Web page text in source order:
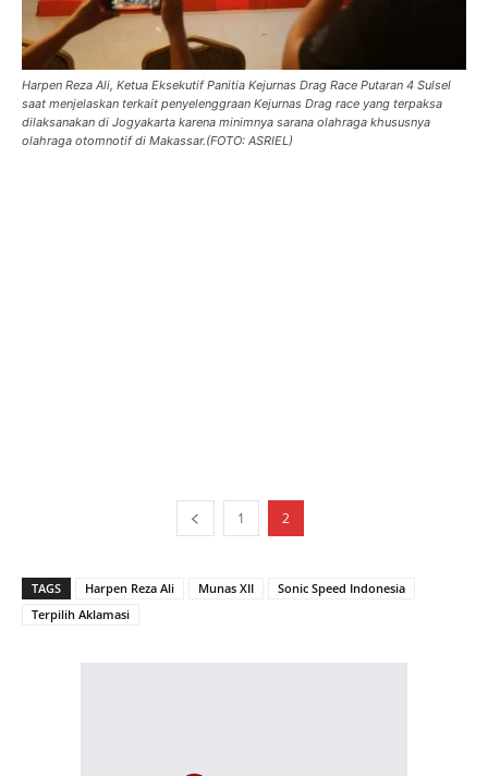
Harpen Reza Ali, Ketua Eksekutif Panitia Kejurnas Drag Race Putaran 4 Sulsel
saat menjelaskan terkait penyelenggraan Kejurnas Drag race yang terpaksa
dilaksanakan di Jogyakarta karena minimnya sarana olahraga khususnya
olahraga otomnotif di Makassar.(FOTO: ASRIEL)
1 2
TAGS Harpen Reza Ali Munas XII
Sonic Speed Indonesia
Terpilih Aklamasi